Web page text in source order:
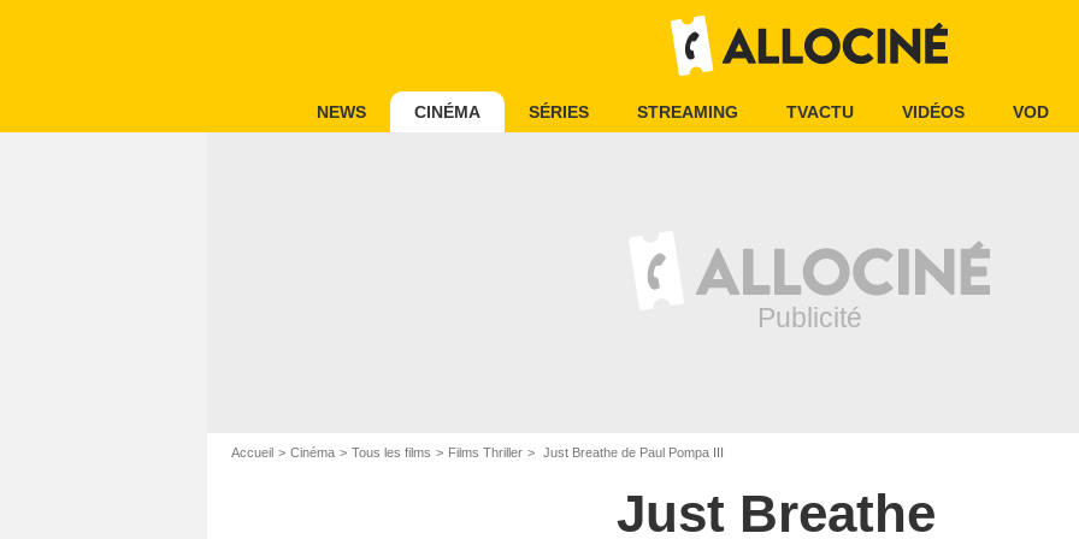
NEWS CINÉMA SÉRIES STREAMING TVACTU VIDÉOS VOD
Accueil Cinéma Tous les films Films Thriller Just Breathe de Paul Pompa III
Just Breathe